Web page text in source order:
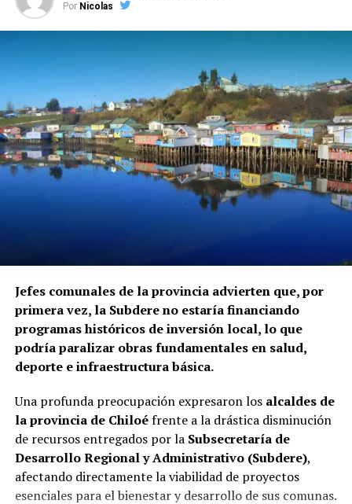
Por Nicolas
Jefes comunales de la provincia advierten que, por
primera vez, la Subdere no estaría financiando
programas históricos de inversión local, lo que
podría paralizar obras fundamentales en salud,
deporte e infraestructura básica.
Una profunda preocupación expresaron los alcaldes de
la provincia de Chiloéfrente a la drástica disminución
de recursos entregados por la Subsecretaría de
Desarrollo Regional y Administrativo (Subdere),
afectando directamente la viabilidad de proyectos
esenciales para el bienestar y desarrollo de sus comunas.